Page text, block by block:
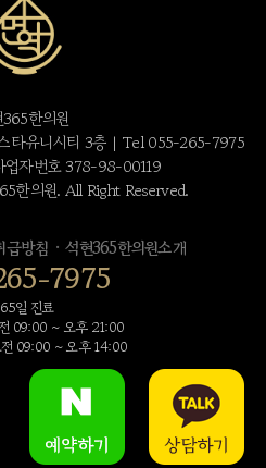
한의원
타유니시티 3층 | Tel 055-265-7975
업자번호 378-98-00119
한의원. All Right Reserved.
급방침 ·석현365한의원소개
7975
일 진료
09:00 ~ 오후 21:00
09:00 ~ 오후 14:00